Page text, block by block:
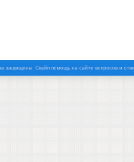
защищены. Скайп помощь на сайте вопросов и